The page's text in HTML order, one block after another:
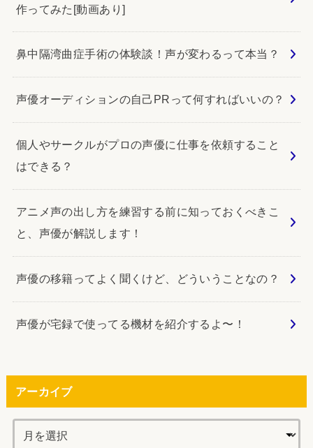
作ってみた[動画あり]
鼻中隔湾曲症手術の体験談！声が変わるって本当？
声優オーディションの自己PRって何すればいいの？
個人やサークルがプロの声優に仕事を依頼すること
はできる？
アニメ声の出し方を練習する前に知っておくべきこ
と、声優が解説します！
声優の移籍ってよく聞くけど、どういうことなの？
声優が宅録で使ってる機材を紹介するよ〜！
アーカイブ